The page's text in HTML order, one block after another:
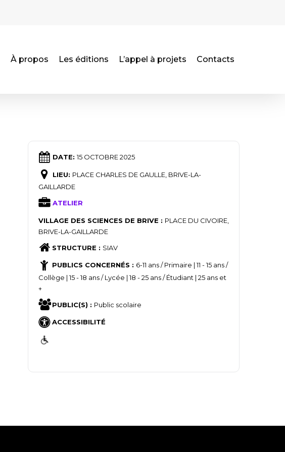
À propos Les éditions L’appel à projets Contacts
DATE:15 OCTOBRE 2025
LIEU: PLACE CHARLES DE GAULLE, BRIVE-LA-
GAILLARDE
ATELIER
VILLAGE DES SCIENCES DE BRIVE : PLACE DU CIVOIRE,
BRIVE-LA-GAILLARDE
STRUCTURE : SIAV
PUBLICS CONCERNÉS : 6-11 ans / Primaire | 11 - 15 ans /
Collège | 15 - 18 ans / Lycée | 18 - 25 ans / Étudiant | 25 ans et
+
PUBLIC(S) : Public scolaire
ACCESSIBILITÉ